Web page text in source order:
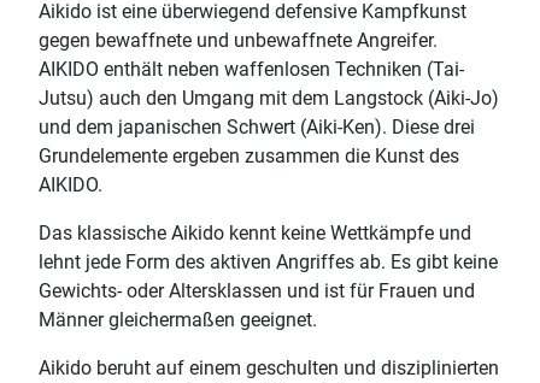
Aikido ist eine überwiegend defensive Kampfkunst
gegen bewaffnete und unbewaffnete Angreifer.
AIKIDO enthält neben waffenlosen Techniken (Tai-
Jutsu) auch den Umgang mit dem Langstock (Aiki-Jo)
und dem japanischen Schwert (Aiki-Ken). Diese drei
Grundelemente ergeben zusammen die Kunst des
AIKIDO.
Das klassische Aikido kennt keine Wettkämpfe und
lehnt jede Form des aktiven Angriffes ab. Es gibt keine
Gewichts- oder Altersklassen und ist für Frauen und
Männer gleichermaßen geeignet.
Aikido beruht auf einem geschulten und disziplinierten